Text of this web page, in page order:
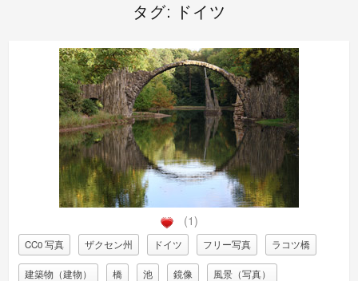
タグ: ドイツ
(1)
CC0 写真 ザクセン州 ドイツ フリー写真 ラコツ橋
建築物（建物） 橋 池 鏡像 風景（写真）